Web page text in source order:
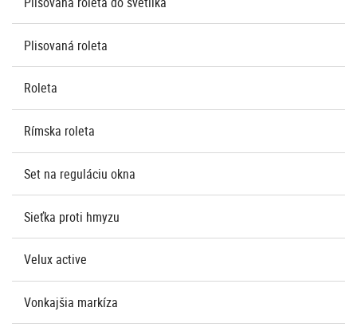
Plisovaná roleta
Roleta
Rímska roleta
Set na reguláciu okna
Sieťka proti hmyzu
Velux active
Vonkajšia markíza